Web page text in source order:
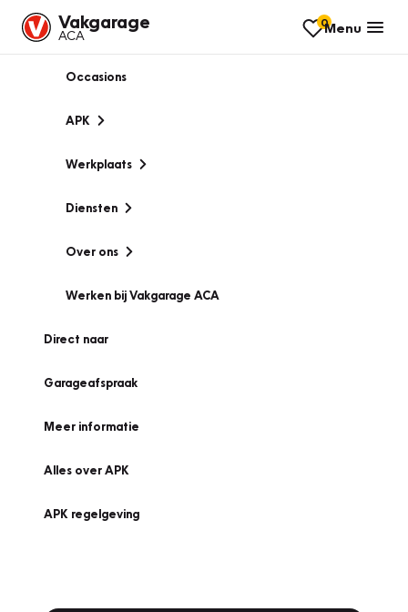
Vakgarage
ACA
0Menu
Occasions
APK
Werkplaats
Diensten
Over ons
Werken bij Vakgarage ACA
Direct naar
Garageafspraak
Meer informatie
Alles over APK
APK regelgeving